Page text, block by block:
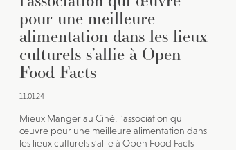
pour une meilleure
alimentation dans les lieux
culturels s’allie à Open
Food Facts
11.01.24
Mieux Manger au Ciné, l’association qui
œuvre pour une meilleure alimentation dans
les lieux culturels s’allie à Open Food Facts